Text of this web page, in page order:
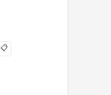
📋